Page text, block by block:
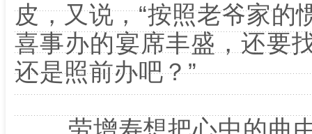
皮，又说，“按照老爷家的
喜事办的宴席丰盛，还要
还是照前办吧？”